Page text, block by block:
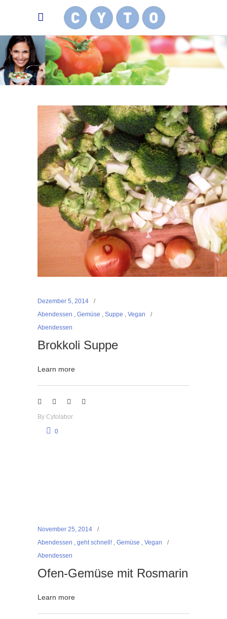
Dezember 5, 2014
Abendessen
Gemüse Suppe
Vegan
Abendessen
Brokkoli Suppe
Learn more
By Cytolabor
0
November 25, 2014
Abendessen
geht schnell! Gemüse
Vegan
Abendessen
Ofen-Gemüse mit Rosmarin
Learn more